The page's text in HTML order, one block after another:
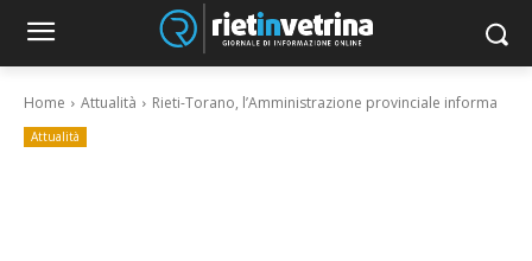
Home Attualità Rieti-Torano, l’Amministrazione provinciale informa
Attualità